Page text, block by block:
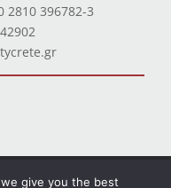
2810 396782-3
– Balance Sheets
give you the best